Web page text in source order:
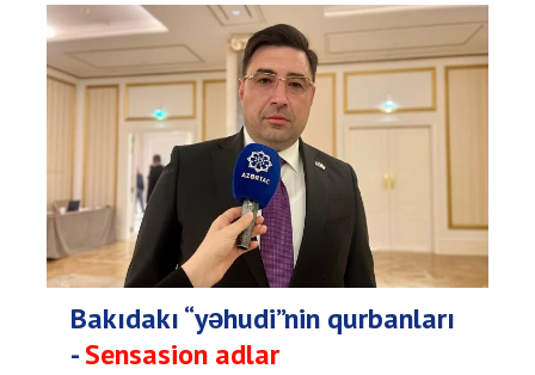
Bakıdakı “yəhudi”nin qurbanları
-Sensasion adlar